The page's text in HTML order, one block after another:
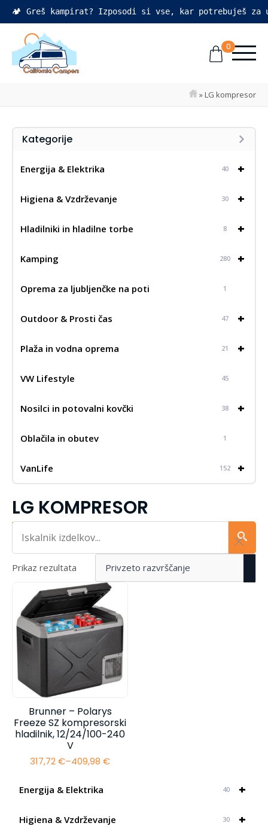
🏕️ Greš kampirat? Izposodi si vse, kar potrebuješ
0
»LG kompresor
+
Energija & Elektrika 40
+
Higiena & Vzdrževanje 30
Kategorije
+
Energija & Elektrika 40
+
Higiena & Vzdrževanje 30
+
Hladilniki in hladilne torbe 8
+
Kamping 280
Oprema za ljubljenčke na poti 1
+
Outdoor & Prosti čas 47
+
Plaža in vodna oprema 21
VW Lifestyle 45
+
Nosilci in potovalni kovčki 38
Oblačila in obutev 1
+
VanLife 152
LG KOMPRESOR
Iskalnik...
Prikaz rezultata
Brunner – Polarys
Freeze SZ kompresorski
hladilnik, 12/24/100-240
V
317,72€–409,98 €
Cenovni
od
409,98 €